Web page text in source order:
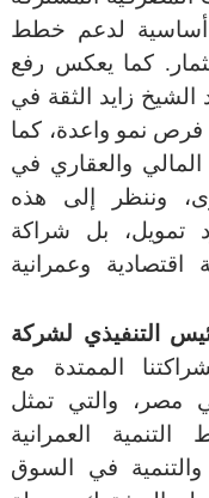
أساسية لدعم خطط
كما يعكس رفع
زايد الثقة في
نمو واعدة، كما
المالي والعقاري في
وننظر إلى هذه
تمويل، بل شراكة
وعمرانية
التنفيذي لشركة
الممتدة مع
مصر، والتي تمثل
العمرانية
والتنمية في السوق